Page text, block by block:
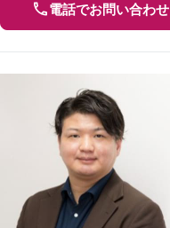
電話でお問い合わせ